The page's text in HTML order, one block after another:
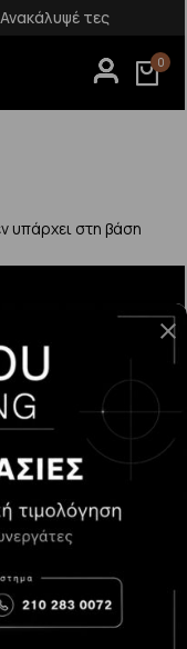
τες
0
υπάρχει στη βάση
Χαλάνδρι